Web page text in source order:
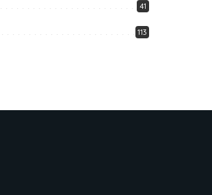
41
113